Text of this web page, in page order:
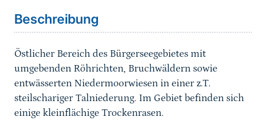
Beschreibung
Östlicher Bereich des Bürgerseegebietes mit
umgebenden Röhrichten, Bruchwäldern sowie
entwässerten Niedermoorwiesen in einer z.T.
steilschariger Talniederung. Im Gebiet befinden sich
einige kleinflächige Trockenrasen.